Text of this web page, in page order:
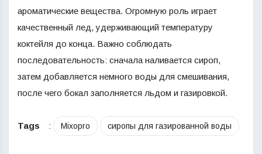
ароматические вещества. Огромную роль играет
качественный лед, удерживающий температуру
коктейля до конца. Важно соблюдать
последовательность: сначала наливается сироп,
затем добавляется немного воды для смешивания,
после чего бокал заполняется льдом и газировкой.
Tags : Mixopro сиропы для газированной воды